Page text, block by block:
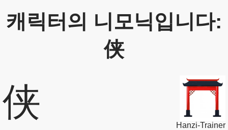
캐릭터의 니모닉입니다:
侠
侠
Hanzi-Trainer